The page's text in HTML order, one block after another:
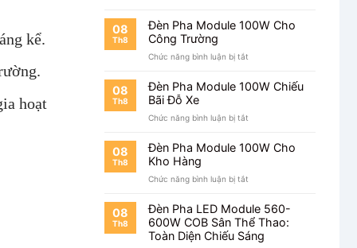
kể.
hoạt
Quảng
08
Th8
Đèn Pha Module 100W Cho
Công Trường
Chức năng bình luận bị tắt
Pha
Module
Trường
08
Th8
Đèn Pha Module 100W Chiếu
Bãi Đỗ Xe
Chức năng bình luận bị tắt
Pha
Module
Đỗ
Xe
08
Th8
Đèn Pha Module 100W Cho
Kho Hàng
Chức năng bình luận bị tắt
Pha
Module
100W
Cho
08
Th8
Đèn Pha LED Module 560-
600W COB Sân Thể Thao:
Toàn Diện Chiếu Sáng